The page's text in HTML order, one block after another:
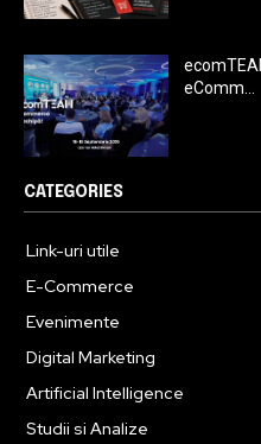
eComm...
CATEGORIES
Link-uri utile
E-Commerce
Evenimente
Digital Marketing
Artificial Intelligence
Studii si Analize